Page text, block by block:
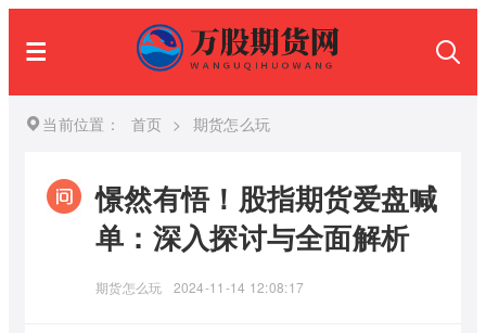
当前位置： 首页 > 期货怎么玩
憬然有悟！股指期货爱盘喊
单：深入探讨与全面解析
期货怎么玩 2024-11-14 12:08:17